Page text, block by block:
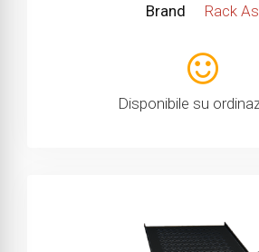
Brand
Rack
Disponibile su